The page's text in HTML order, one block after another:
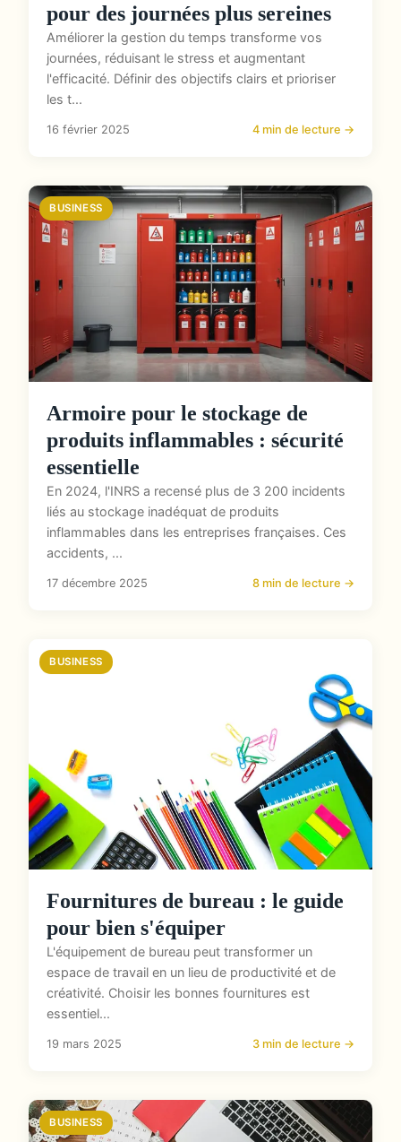
pour des journées plus sereines
Améliorer la gestion du temps transforme vos
journées, réduisant le stress et augmentant
l'efficacité. Définir des objectifs clairs et prioriser
les t...
16 février 2025 4 min de lecture →
BUSINESS
Armoire pour le stockage de
produits inflammables : sécurité
essentielle
En 2024, l'INRS a recensé plus de 3 200 incidents
liés au stockage inadéquat de produits
inflammables dans les entreprises françaises. Ces
accidents, ...
17 décembre 2025 8 min de lecture →
BUSINESS
Fournitures de bureau : le guide
pour bien s'équiper
L'équipement de bureau peut transformer un
espace de travail en un lieu de productivité et de
créativité. Choisir les bonnes fournitures est
essentiel...
19 mars 2025 3 min de lecture →
BUSINESS